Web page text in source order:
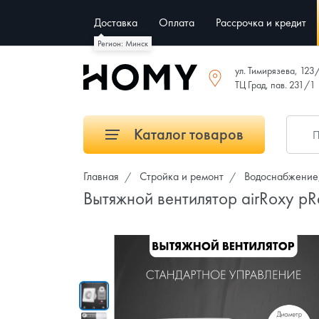
Регион: Минск
Доставка Оплата Рассрочка и кредит
ул. Тимирязева,
ТЦ Град, пав. 231/1
Каталог товаров
Главная Стройка и ремонт
Вытяжной вентилятор airRoxy